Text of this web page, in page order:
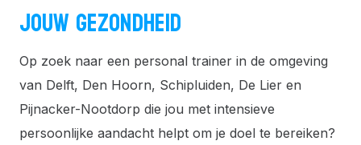
JOUW GEZONDHEID
Op zoek naar een personal trainer in de omgeving
van Delft, Den Hoorn, Schipluiden, De Lier en
Pijnacker-Nootdorp die jou met intensieve
persoonlijke aandacht helpt om je doel te bereiken?